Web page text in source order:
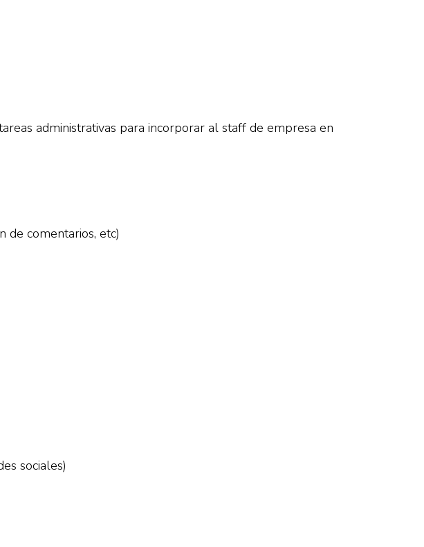
administrativas para incorporar al staff de empresa en
de comentarios, etc)
sociales)